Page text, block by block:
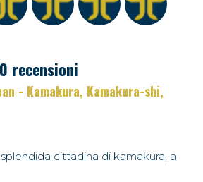
recensioni
- Kamakura, Kamakura-shi,
cittadina di kamakura, a